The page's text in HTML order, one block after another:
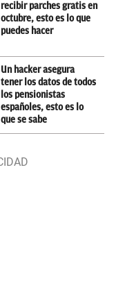
recibir parches gratis en
octubre, esto es lo que
puedes hacer
Un hacker asegura
tener los datos de todos
los pensionistas
españoles, esto es lo
que se sabe